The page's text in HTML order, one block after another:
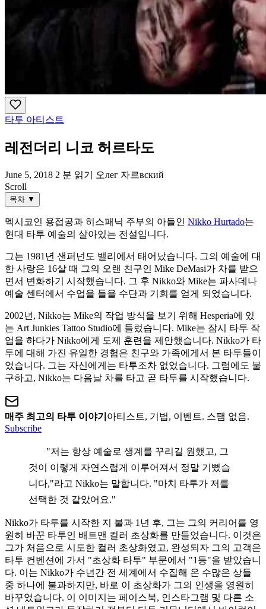
타투 아티스트
레전더리 니코 허르타도
June 5, 2018 2 분 읽기
오лег 자르вский
Scroll
목차 ▼
멕시코인 용접공과 히스패닉 주부의 아들인 Nikko Hurtado는
현대 타투 예술의 살아있는 전설입니다.
그는 1981년 샌퍼넌도 밸리에서 태어났습니다. 그의 예술에 대
한 사랑은 16살 때 그의 오랜 친구인 Mike DeMasi가 차를 받으
면서 변화하기 시작했습니다. 그 후 Nikko와 Mike는 파사데나
예술 센터에서 수업을 들을 수단과 기회를 얻게 되었습니다.
2002년, Nikko는 Mike의 작업 방식을 보기 위해 Hesperia에 있
는 Art Junkies Tattoo Studio에 들렀습니다. Mike는 잠시 타투 작
업을 하다가 Nikko에게 도제 훈련을 제안했습니다. Nikko가 타
투에 대해 가진 유일한 경험은 친구와 가족에게서 본 타투들이
었습니다. 그는 자신에게는 타투조차 없었습니다. 그럼에도 불
구하고, Nikko는 다음날 차를 타고 곧 타투를 시작했습니다.
매주 최고의 타투 이야기 아티스트, 기법, 이벤트. 스팸 없음.
Subscribe
"저는 항상 예술로 생계를 꾸리길 원했고, 그
것이 이렇게 자연스럽게 이루어져서 정말 기뻤습
니다,"라고 Nikko는 말합니다. "마치 타투가 저를
선택한 것 같았어요."
Nikko가 타투를 시작한 지 불과 1년 후, 그는 그의 커리어를 영
원히 바꾼 타투인 배트맨 컬러 초상화를 만들었습니다. 이것은
그가 처음으로 시도한 컬러 초상화였고, 완성되자 그의 고객은
타투 컨벤션에 가서 "초상화 타투" 부문에서 "1등"을 받았습니
다. 이는 Nikko가 수년간 전 세계에서 수집해 온 수많은 상들
중 하나에 불과하지만, 바로 이 초상화가 그의 인생을 영원히
바꾸었습니다. 이 이미지는 페이스북, 인스타그램 및 다른 소